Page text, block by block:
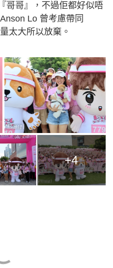
哥哥』，不過佢都好似唔
Lo 曾考慮帶同
太大所以放棄。
+4